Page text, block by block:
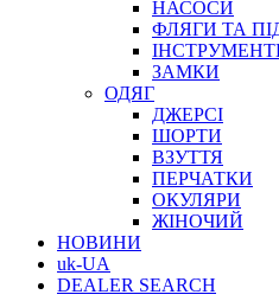
НАСОСИ
ФЛЯГИ ТА
ЗАМКИ
ОДЯГ
ДЖЕРСІ
ШОРТИ
ВЗУТТЯ
ПЕРЧАТКИ
ОКУЛЯРИ
ЖІНОЧИЙ
НОВИНИ
uk-UA
DEALER SEARCH